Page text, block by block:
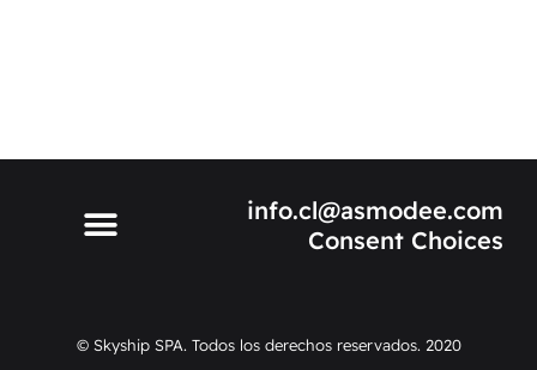
info.cl@asmodee.com
Consent Choices
© Skyship SPA. Todos los derechos reservados. 2020